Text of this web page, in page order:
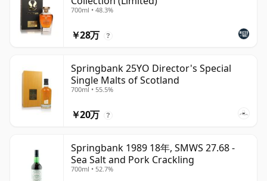
700ml • 48.3%
￥28万 ?
Springbank 25YO Director's Special
Single Malts of Scotland
700ml • 55.5%
￥20万 ?
Springbank 1989 18年, SMWS 27.68 -
Sea Salt and Pork Crackling
700ml • 52.7%